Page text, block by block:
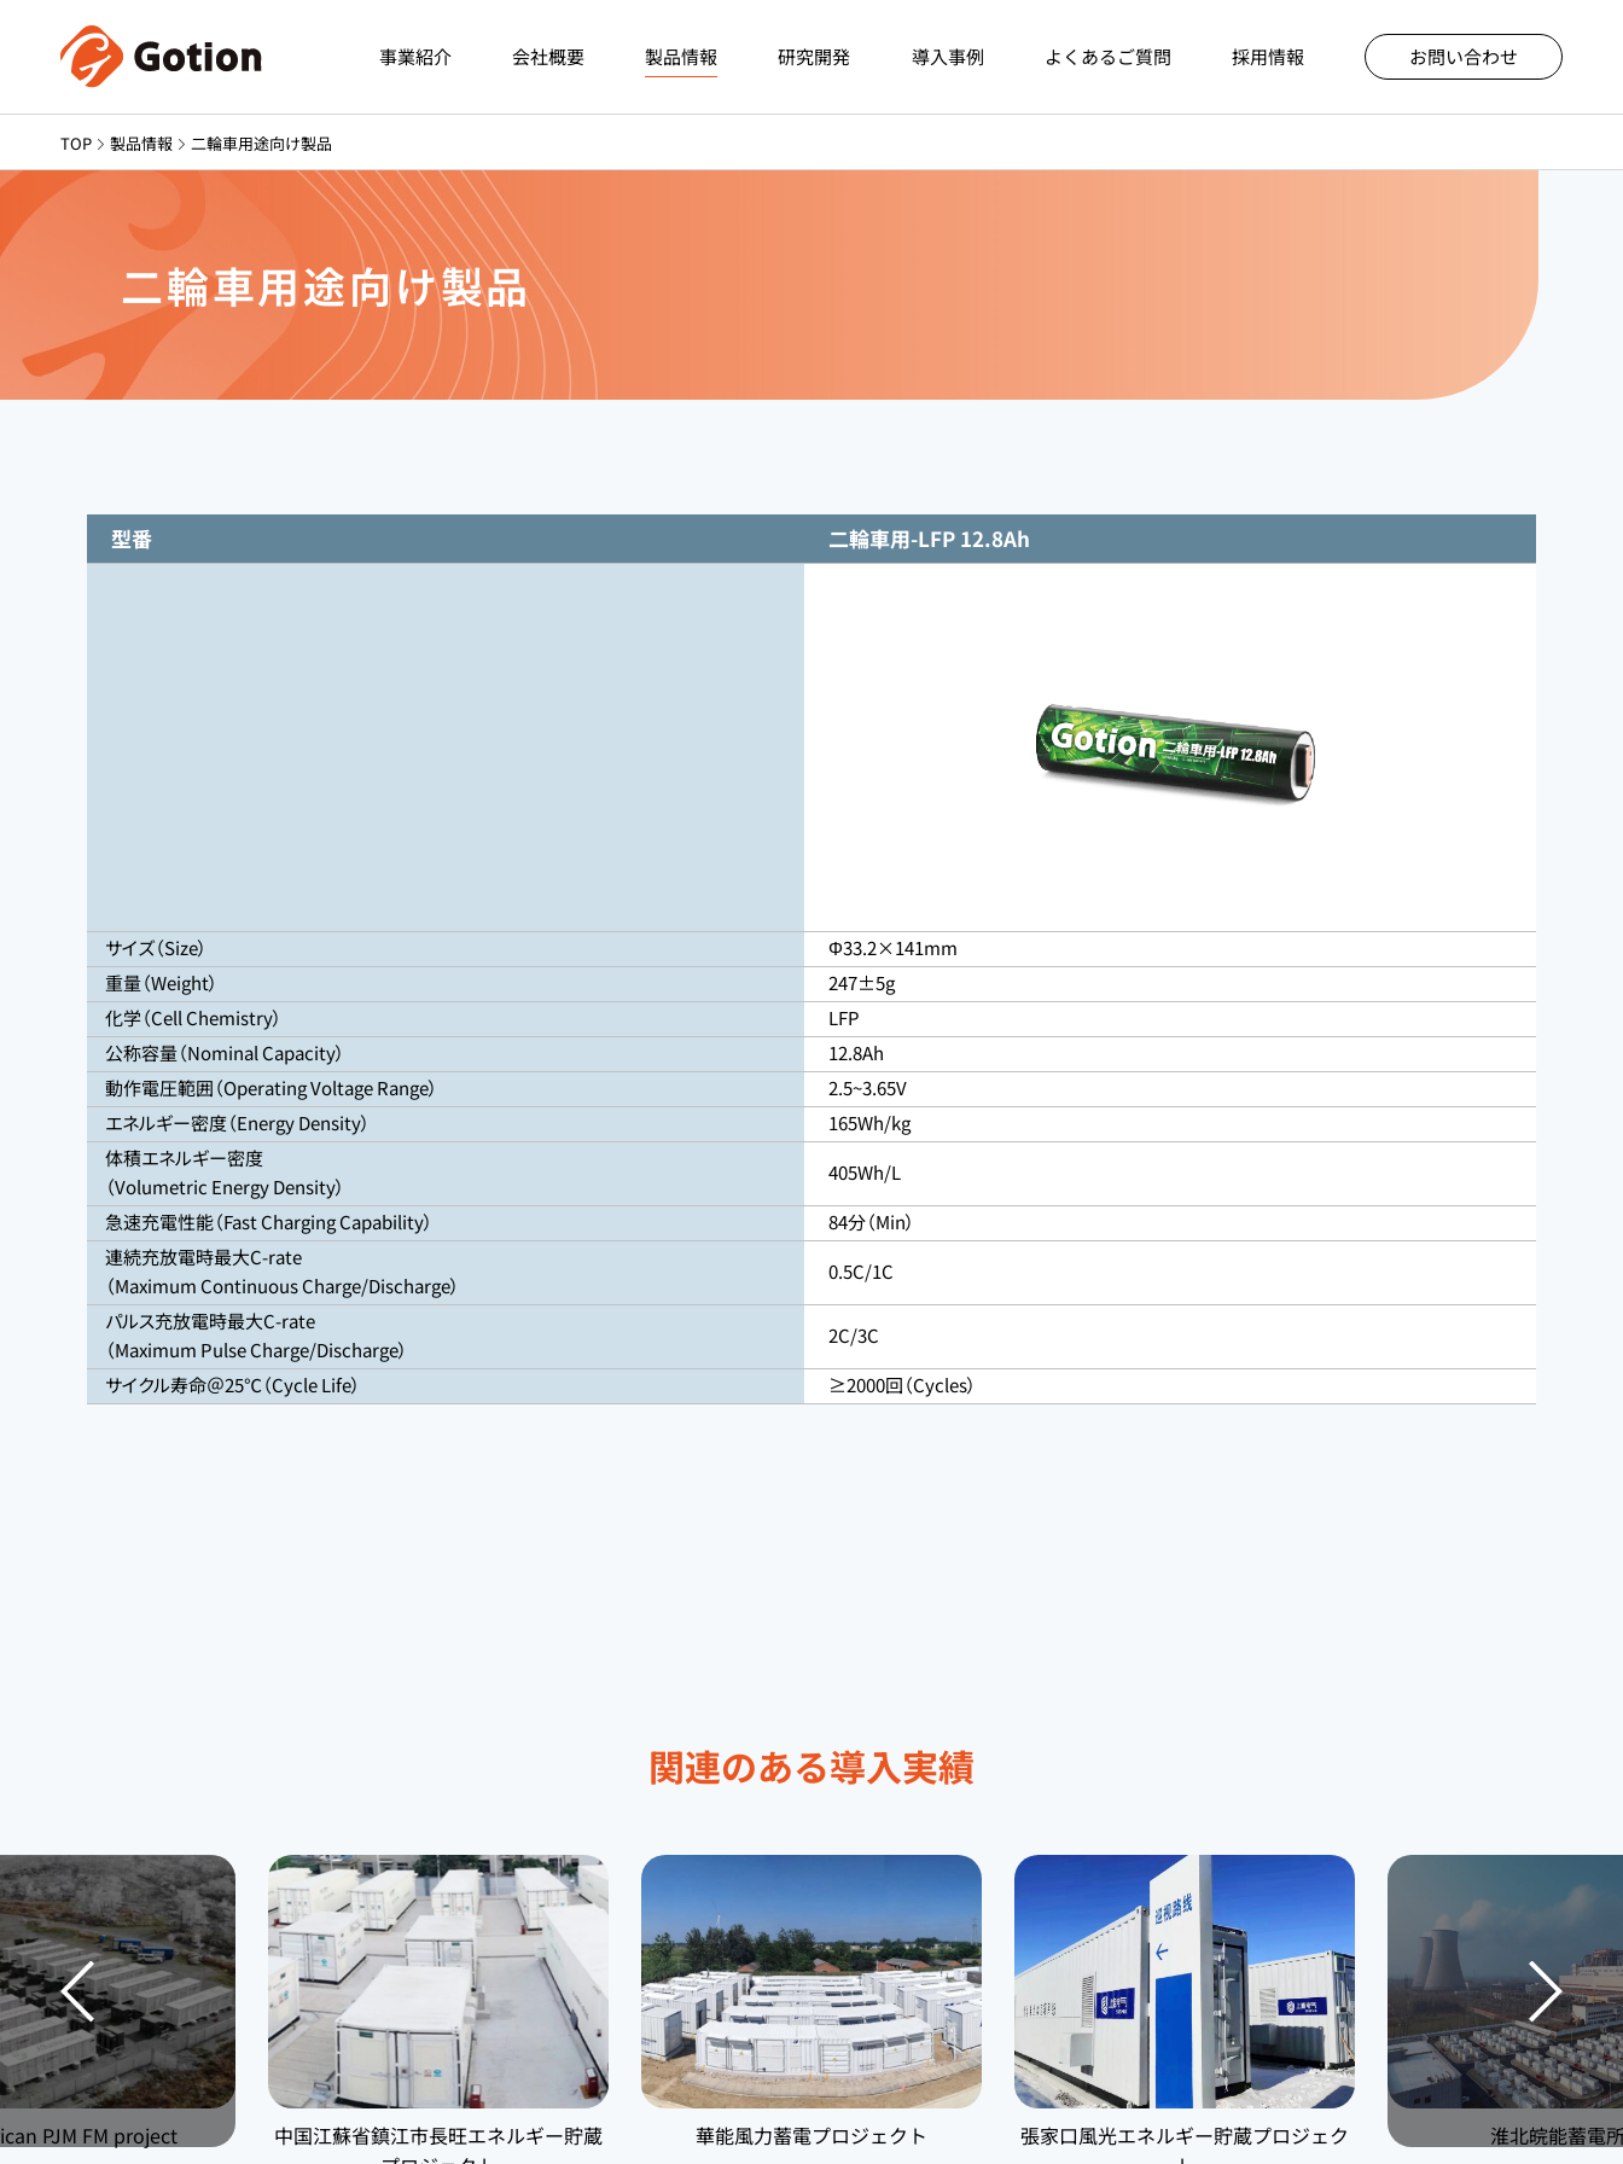
事業紹介 会社概要 製品情報 研究開発 導入事例 よくあるご質問 採用情報 お問い合わせ
TOP 製品情報 二輪車用途向け製品
二輪車用途向け製品
型番 二輪車用-LFP 12.8Ah
サイズ（Size）
Φ33.2×141mm
重量（Weight）
247±5g
化学（Cell Chemistry）
LFP
公称容量（Nominal Capacity）
12.8Ah
動作電圧範囲（Operating Voltage Range）
2.5~3.65V
エネルギー密度（Energy Density）
165Wh/kg
体積エネルギー密度
（Volumetric Energy Density）
405Wh/L
急速充電性能（Fast Charging Capability）
84分（Min）
連続充放電時最大C-rate
（Maximum Continuous Charge/Discharge）
0.5C/1C
パルス充放電時最大C-rate
（Maximum Pulse Charge/Discharge）
2C/3C
サイクル寿命＠25℃（Cycle Life）
≥2000回（Cycles）
関連のある導入実績
PJM FM project
中国江蘇省鎮江市長旺エネルギー貯蔵
華能風力蓄電プロジェクト
張家口風光エネルギー貯蔵プロジェク
淮北皖能蓄電